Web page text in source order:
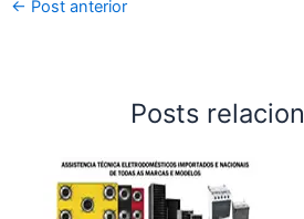
← Post anterior
Posts